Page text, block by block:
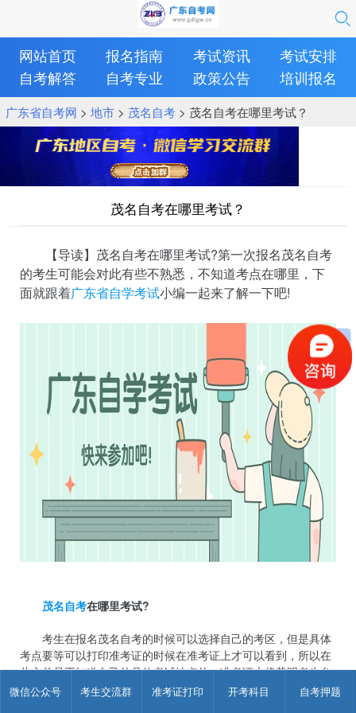
微信公众号 考生交流群 准考证打印 开考科目 自考押题
网站首页 报名指南 考试资讯
考试安排
自考解答
自考专业 政策公告 培训报名
广东省自考网 > 地市> 茂名自考> 茂名自考在哪里考试？
茂名自考在哪里考试？
【导读】茂名自考在哪里考试?第一次报名茂名自考
的考生可能会对此有些不熟悉，不知道考点在哪里，下
面就跟着广东省自学考试小编一起来了解一下吧!
茂名自考在哪里考试?
考生在报名茂名自考的时候可以选择自己的考区，但是具体
考点要等可以打印准考证的时候在准考证上才可以看到，所以在
此之前是不知道自己的具体考试地点的，准考证上将载明考生参
加当次考试的考试地点、座位信息。